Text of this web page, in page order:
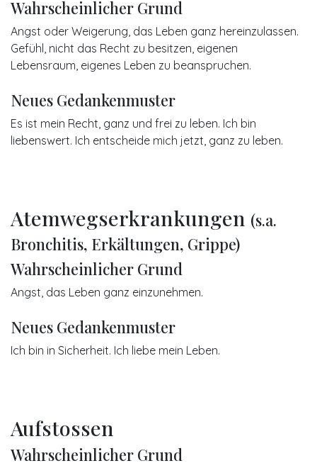
Wahrscheinlicher Grund
Angst oder Weigerung, das Leben ganz hereinzulassen.
Gefühl, nicht das Recht zu besitzen, eigenen
Lebensraum, eigenes Leben zu beanspruchen.
Neues Gedankenmuster
Es ist mein Recht, ganz und frei zu leben. Ich bin
liebenswert. Ich entscheide mich jetzt, ganz zu leben.
Atemwegserkrankungen (s.a.
Bronchitis, Erkältungen, Grippe)
Wahrscheinlicher Grund
Angst, das Leben ganz einzunehmen.
Neues Gedankenmuster
Ich bin in Sicherheit. Ich liebe mein Leben.
Aufstossen
Wahrscheinlicher Grund